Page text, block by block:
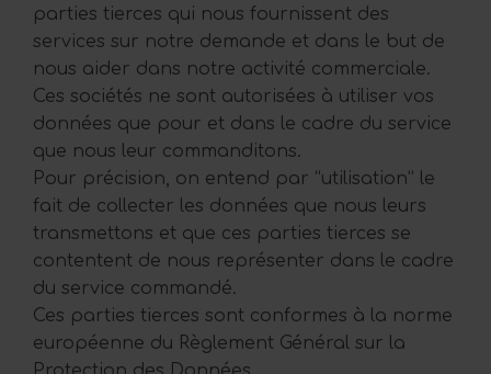
parties tierces qui nous fournissent des
services sur notre demande et dans le but de
nous aider dans notre activité commerciale.
Ces sociétés ne sont autorisées à utiliser vos
données que pour et dans le cadre du service
que nous leur commanditons.
Pour précision, on entend par “utilisation” le
fait de collecter les données que nous leurs
transmettons et que ces parties tierces se
contentent de nous représenter dans le cadre
du service commandé.
Ces parties tierces sont conformes à la norme
européenne du Règlement Général sur la